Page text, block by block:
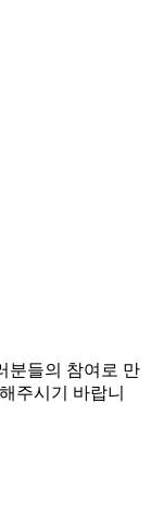
분들의 참여로 만
주시기 바랍니